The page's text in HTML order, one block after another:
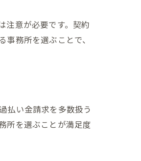
注意が必要です。契約
務所を選ぶことで、
払い金請求を多数扱う
所を選ぶことが満足度